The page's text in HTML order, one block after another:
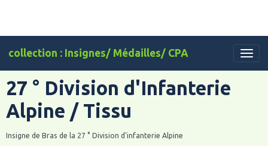
collection : Insignes/ Médailles/ CPA
27 ° Division d'Infanterie
Alpine / Tissu
Insigne de Bras de la 27 ° Division d'infanterie Alpine